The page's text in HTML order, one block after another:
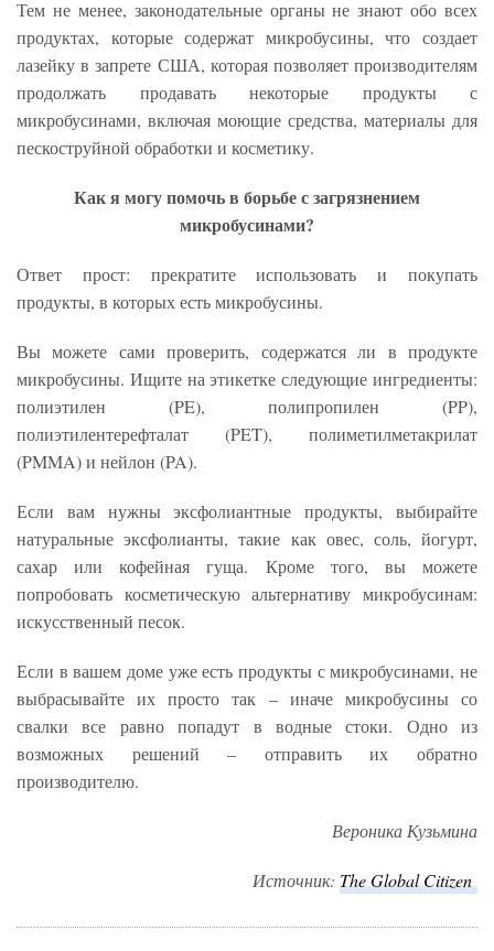
Тем не менее, законодательные органы не знают обо всех
продуктах, которые содержат микробусины, что создает
лазейку в запрете США, которая позволяет производителям
продолжать продавать некоторые продукты с
микробусинами, включая моющие средства, материалы для
пескоструйной обработки и косметику.
Как я могу помочь в борьбе с загрязнением
микробусинами?
Ответ прост: прекратите использовать и покупать
продукты, в которых есть микробусины.
Вы можете сами проверить, содержатся ли в продукте
микробусины. Ищите на этикетке следующие ингредиенты:
полиэтилен (PE), полипропилен (PP),
полиэтилентерефталат (PET), полиметилметакрилат
(PMMA) и нейлон (PA).
Если вам нужны эксфолиантные продукты, выбирайте
натуральные эксфолианты, такие как овес, соль, йогурт,
сахар или кофейная гуща. Кроме того, вы можете
попробовать косметическую альтернативу микробусинам:
искусственный песок.
Если в вашем доме уже есть продукты с микробусинами, не
выбрасывайте их просто так – иначе микробусины со
свалки все равно попадут в водные стоки. Одно из
возможных решений – отправить их обратно
производителю.
Вероника Кузьмина
Источник: TheGlobalCitizen